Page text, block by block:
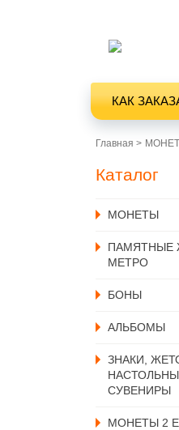
КАК
Главная >
Каталог
MОНЕТЫ
ПАМЯТНЫЕ
МЕТРО
БОНЫ
АЛЬБОМЫ
ЗНАКИ,
СУВЕНИРЫ
МОНЕТЫ 2